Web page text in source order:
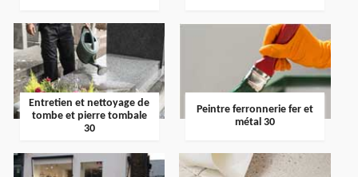
Entretien et nettoyage de
tombe et pierre tombale
30
Peintre ferronnerie fer et
métal 30